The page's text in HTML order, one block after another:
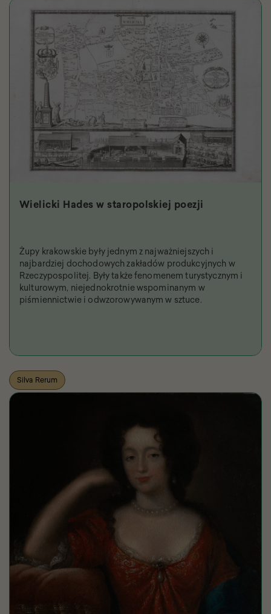
Wielicki Hades w staropolskiej poezji
Żupy krakowskie były jednym z najważniejszych i
najbardziej dochodowych zakładów produkcyjnych w
Rzeczypospolitej. Były także fenomenem turystycznym i
kulturowym, niejednokrotnie wspominanym w
piśmiennictwie i odwzorowywanym w sztuce.
Silva Rerum